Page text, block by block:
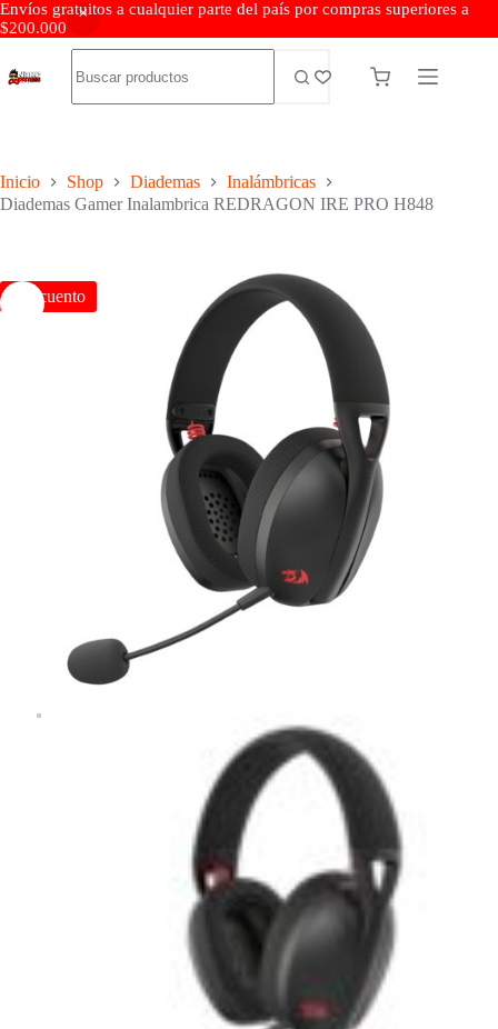
Envíos gratuitos a cualquier parte del país por compras superiores a
$200.000
Inicio Shop Diademas
Inalámbricas
Diademas Gamer Inalambrica REDRAGON IRE PRO H848
Descuento